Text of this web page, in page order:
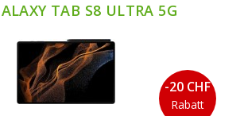
-20 CHF
Rabatt
TAB S8 ULTRA 5G